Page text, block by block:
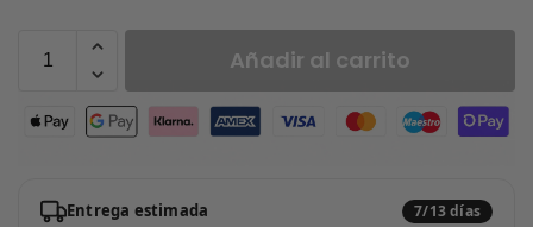
Añadir al carrito
Entrega estimada 7/13 días